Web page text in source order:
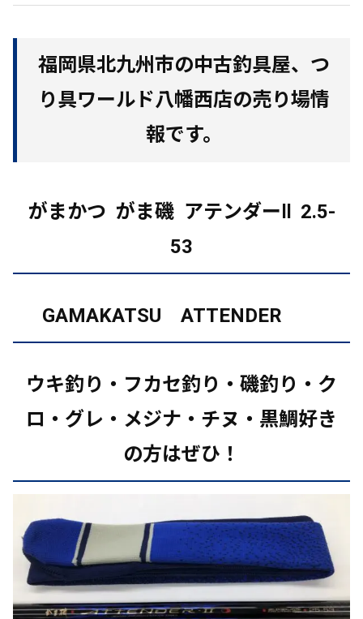
福岡県北九州市の中古釣具屋、つ
り具ワールド八幡西店の売り場情
報です。
がまかつ がま磯 アテンダーⅡ 2.5-
53
GAMAKATSU ATTENDER
ウキ釣り・フカセ釣り・磯釣り・ ク
ロ・グレ・メジナ・ チヌ・黒鯛好き
の方はぜひ！